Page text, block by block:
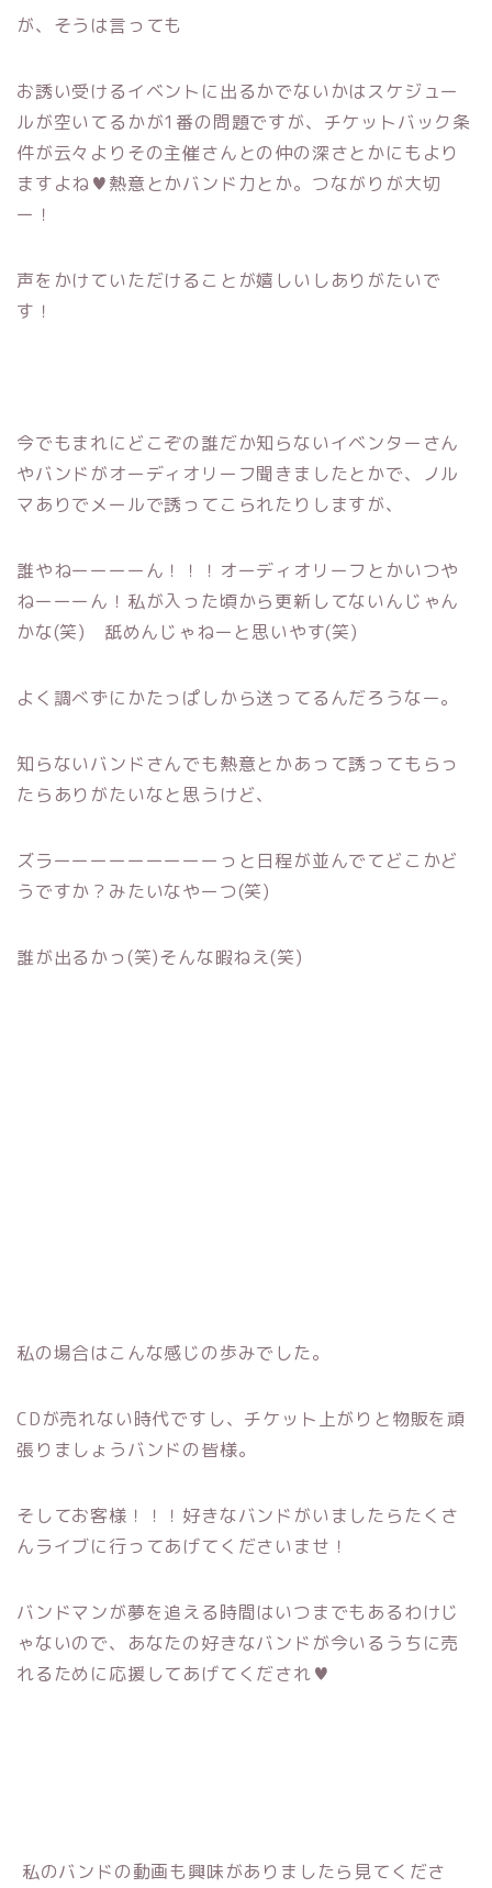
が、そうは言っても
お誘い受けるイベントに出るかでないかはスケジュー
ルが空いてるかが1番の問題ですが、チケットバック条
件が云々よりその主催さんとの仲の深さとかにもより
ますよね♥熱意とかバンド力とか。つながりが大切
ー！
声をかけていただけることが嬉しいしありがたいで
す！
今でもまれにどこぞの誰だか知らないイベンターさん
やバンドがオーディオリーフ聞きましたとかで、ノル
マありでメールで誘ってこられたりしますが、
誰やねーーーーん！！！オーディオリーフとかいつや
ねーーーん！私が入った頃から更新してないんじゃん
かな(笑) 舐めんじゃねーと思いやす(笑)
よく調べずにかたっぱしから送ってるんだろうなー。
知らないバンドさんでも熱意とかあって誘ってもらっ
たらありがたいなと思うけど、
ズラーーーーーーーーーっと日程が並んでてどこかど
うですか？みたいなやーつ(笑)
誰が出るかっ(笑)そんな暇ねえ(笑)
私の場合はこんな感じの歩みでした。
CDが売れない時代ですし、チケット上がりと物販を頑
張りましょうバンドの皆様。
そしてお客様！！！好きなバンドがいましたらたくさ
んライブに行ってあげてくださいませ！
バンドマンが夢を追える時間はいつまでもあるわけじ
ゃないので、あなたの好きなバンドが今いるうちに売
れるために応援してあげてくだされ♥
私のバンドの動画も興味がありましたら見てくださ